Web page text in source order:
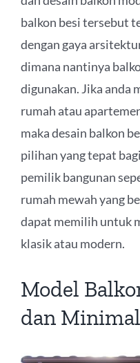
balkon besi tersebut
dengan gaya
dimana nantinya
digunakan. Jika anda
rumah atau
maka desain balkon
pilihan yang tepat
pemilik bangunan
rumah mewah yang
dapat memilih untuk
klasik atau modern.
Model
dan